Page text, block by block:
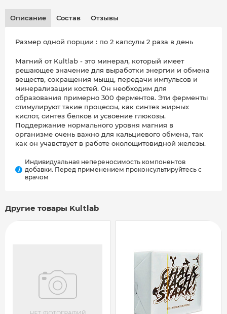
Описание Состав Отзывы
Размер одной порции : по 2 капсулы 2 раза в день
Магний от Kultlab - это минерал, который имеет
решающее значение для выработки энергии и обмена
веществ, сокращения мыщц, передачи импульсов и
минерализации костей. Он необходим для
образования примерно 300 ферментов. Эти ферменты
стимулируют такие процессы, как синтез жирных
кислот, синтез белков и усвоение глюкозы.
Поддержание нормального уровня магния в
организме очень важно для кальциевого обмена, так
как он учавствует в работе околощитовидной железы.
i
Индивидуальная непереносимость компонентов
добавки. Перед применением проконсультируйтесь с
врачом
Другие товары Kultlab